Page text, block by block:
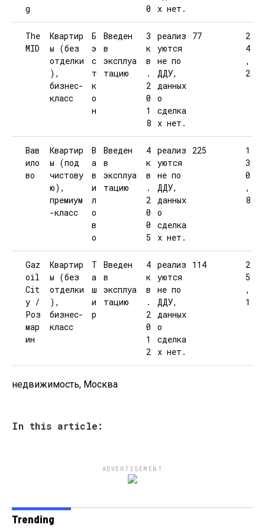
g
0
х нет.
The
MID
Квартир
ы (без
отделки
),
бизнес-
класс
Б
э
с
т
к
о
н
Введен
в
эксплуа
тацию
3
к
в
.
2
0
1
8
реализ
уются
не по
ДДУ,
данных
о
сделка
х нет.
77
2
4
,
2
Вав
ило
во
Квартир
ы (под
чистову
ю),
премиум
-класс
В
а
в
и
л
о
в
о
Введен
в
эксплуа
тацию
4
к
в
.
2
0
0
5
реализ
уются
не по
ДДУ,
данных
о
сделка
х нет.
225
1
3
0
,
8
Gaz
oil
Cit
y /
Роз
мар
ин
Квартир
ы (без
отделки
),
бизнес-
класс
Т
а
ш
и
р
Введен
в
эксплуа
тацию
4
к
в
.
2
0
1
2
реализ
уются
не по
ДДУ,
данных
о
сделка
х нет.
114
2
5
,
1
недвижимость, Москва
In this article:
ADVERTISEMENT
Trending